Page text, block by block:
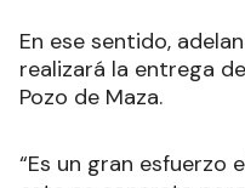
En ese sentido,
realizará la entrega
Pozo de Maza.
“Es un gran esfuerzo